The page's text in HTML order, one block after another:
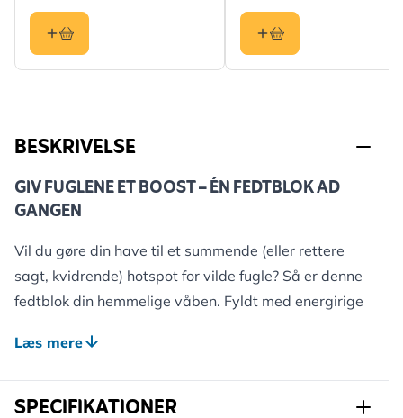
BESKRIVELSE
GIV FUGLENE ET BOOST – ÉN FEDTBLOK AD
GANGEN
Vil du gøre din have til et summende (eller rettere
sagt, kvidrende) hotspot for vilde fugle? Så er denne
fedtblok din hemmelige våben. Fyldt med energirige
rødhalse, blåmejser, spætte, stære og mange flere.
Uanset om det er en frostklar vintermorgen eller midt
i ynglesæsonen, så bruger fugle masser af energi.
Læs mere
SPECIFIKATIONER